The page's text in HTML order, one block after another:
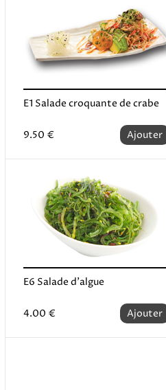
E1 Salade croquante de crabe
Ajouter
9.50 €
E6 Salade d'algue
Ajouter
4.00 €